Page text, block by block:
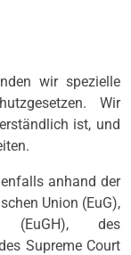
wir spezielle
Wir
ist, und
anhand der
Union (EuG),
(EuGH), des
Supreme Court